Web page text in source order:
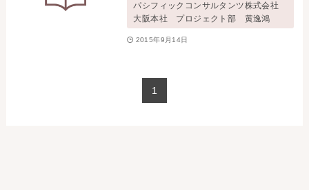
パシフィックコンサルタンツ株式会社
大阪本社 プロジェクト部 黄逸鴻
2015年9月14日
1